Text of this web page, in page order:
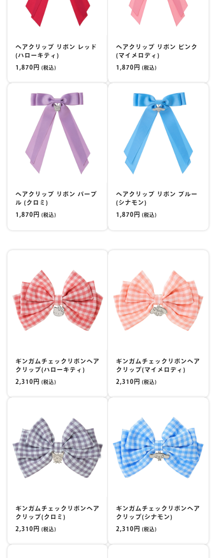
ヘアクリップ リボン レッド
(ハローキティ)
1,870円 (税込)
ヘアクリップ リボン ピンク
(マイメロディ)
1,870円 (税込)
ヘアクリップ リボン パープ
ル (クロミ)
1,870円 (税込)
ヘアクリップ リボン ブルー
(シナモン)
1,870円 (税込)
ギンガムチェックリボンヘア
クリップ(ハローキティ)
2,310円 (税込)
ギンガムチェックリボンヘア
クリップ(マイメロディ)
2,310円 (税込)
ギンガムチェックリボンヘア
クリップ(クロミ)
2,310円 (税込)
ギンガムチェックリボンヘア
クリップ(シナモン)
2,310円 (税込)